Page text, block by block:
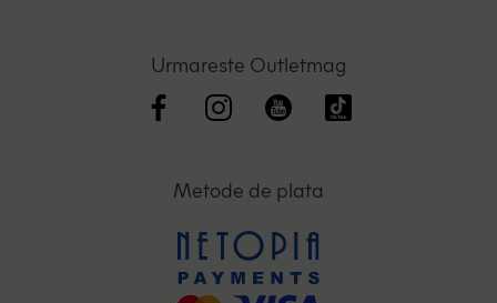
Urmareste Outletmag
Metode de plata